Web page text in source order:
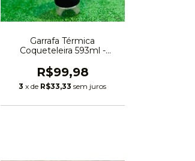
Garrafa Térmica
Coqueteleira 593ml -
R$99,98
3 x de R$33,33 sem juros